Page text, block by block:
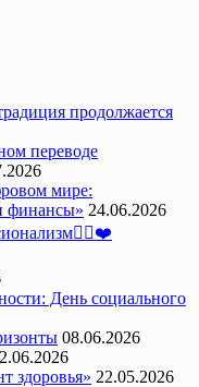
продолжается
переводе
мире:
финансы» 24.06.2026
День социального
08.06.2026
здоровья» 22.05.2026